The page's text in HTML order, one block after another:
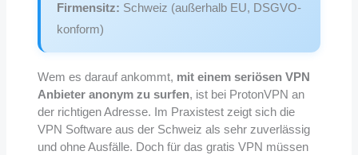
Firmensitz: Schweiz (außerhalb EU, DSGVO-
konform)
Wem es darauf ankommt, mit einem seriösen VPN
Anbieter anonym zu surfen, ist bei ProtonVPN an
der richtigen Adresse. Im Praxistest zeigt sich die
VPN Software aus der Schweiz als sehr zuverlässig
und ohne Ausfälle. Doch für das gratis VPN müssen